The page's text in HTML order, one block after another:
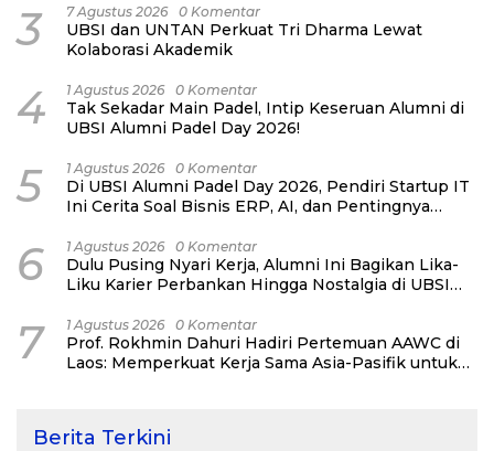
3 7 Agustus 2026 0 Komentar
UBSI dan UNTAN Perkuat Tri Dharma Lewat
Kolaborasi Akademik
4 1 Agustus 2026 0 Komentar
Tak Sekadar Main Padel, Intip Keseruan Alumni di
UBSI Alumni Padel Day 2026!
5 1 Agustus 2026 0 Komentar
Di UBSI Alumni Padel Day 2026, Pendiri Startup IT
Ini Cerita Soal Bisnis ERP, AI, dan Pentingnya
6 1 Agustus 2026 0 Komentar
Dulu Pusing Nyari Kerja, Alumni Ini Bagikan Lika-
Liku Karier Perbankan Hingga Nostalgia di UBSI
7 1 Agustus 2026 0 Komentar
Prof. Rokhmin Dahuri Hadiri Pertemuan AAWC di
Laos: Memperkuat Kerja Sama Asia-Pasifik untuk
Berita Terkini